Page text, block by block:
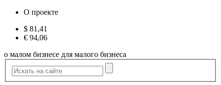
О проекте
$ 81,41
€ 94,06
о малом бизнесе для малого бизнеса